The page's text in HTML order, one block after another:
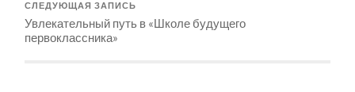
СЛЕДУЮЩАЯ ЗАПИСЬ
Увлекательный путь в «Школе будущего
первоклассника»